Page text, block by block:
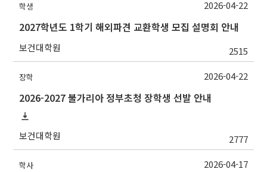
학생
2027학년도 1학기 해외파견 교환학생 모집 설명회 안내
보건대학원 2515
2026-04-22
장학
2026-2027 불가리아 정부초청 장학생 선발 안내
보건대학원 2777
2026-04-22
학사 2026-04-17